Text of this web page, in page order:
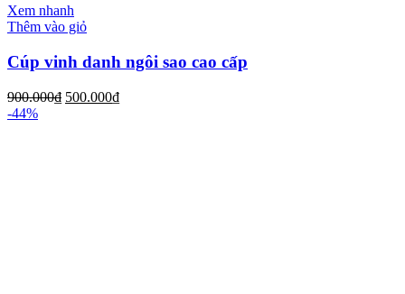
Xem nhanh
Thêm vào giỏ
Cúp vinh danh ngôi sao cao cấp
900.000₫ 500.000₫
-44%